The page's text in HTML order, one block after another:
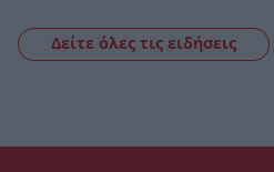
Δείτε όλες τις ειδήσεις